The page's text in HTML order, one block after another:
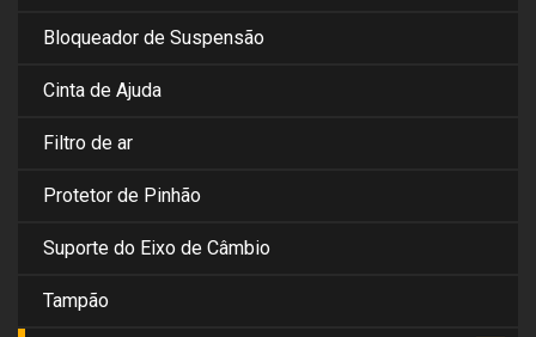
Bloqueador de Suspensão
Cinta de Ajuda
Filtro de ar
Protetor de Pinhão
Suporte do Eixo de Câmbio
Tampão